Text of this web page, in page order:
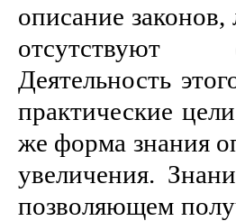
описание
отсутствуют
Деятельность
практические
же форма знания
увеличения.
позволяющем